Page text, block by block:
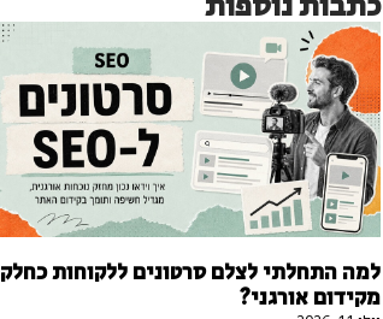
למה התחלתי לצלם סרטונים ללקוחות כחלק
מקידום אורגני?